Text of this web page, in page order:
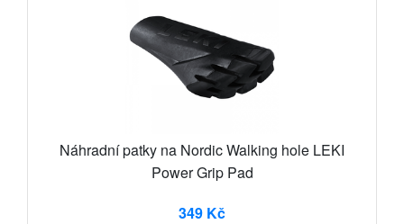
Náhradní patky na Nordic Walking hole LEKI
Power Grip Pad
349 Kč